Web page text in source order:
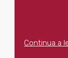
Continua a